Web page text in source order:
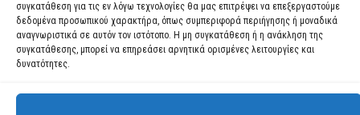
συγκατάθεση για τις εν λόγω τεχνολογίες θα μας επιτρέψει να επεξεργαστούμε
δεδομένα προσωπικού χαρακτήρα, όπως συμπεριφορά περιήγησης ή μοναδικά
αναγνωριστικά σε αυτόν τον ιστότοπο. Η μη συγκατάθεση ή η ανάκληση της
συγκατάθεσης, μπορεί να επηρεάσει αρνητικά ορισμένες λειτουργίες και
δυνατότητες.